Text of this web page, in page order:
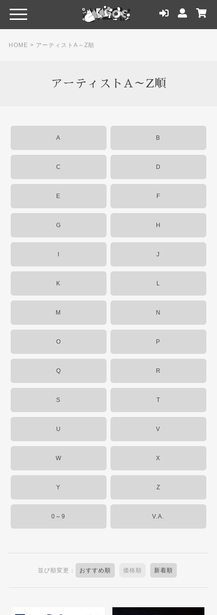
HOME > アーティストA～Z順
アーティストA～Z順
A B
C D
E F
G H
J
K L
M N
O P
Q R
S T
U V
W X
Y Z
0～9 V.A.
並び順変更： おすすめ順 価格順 新着順